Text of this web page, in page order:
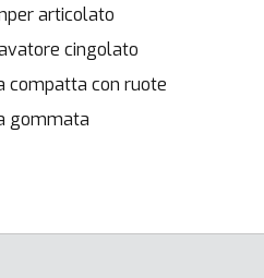
articolato
cingolato
compatta con ruote
gommata